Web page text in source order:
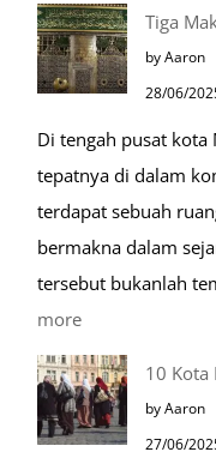
hari
Tiga
by Aaron
28/06/
Di tengah pusat kota
tepatnya di dalam
terdapat sebuah
bermakna dalam
tersebut bukanlah
more:
Tiga
Makam
Mulia
10 Kota
by Aaron
27/06/